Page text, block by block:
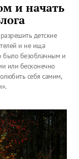
и начать
детские
и не ища
было безоблачным и
или бесконечно
себя самим,